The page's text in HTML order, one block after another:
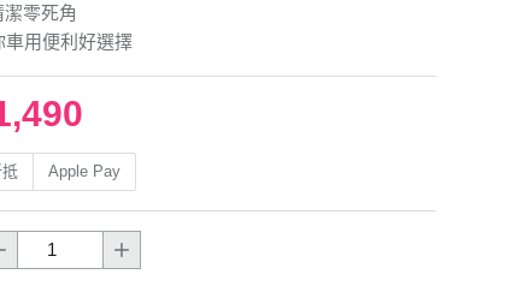
零死角
用便利好選擇
Apple Pay